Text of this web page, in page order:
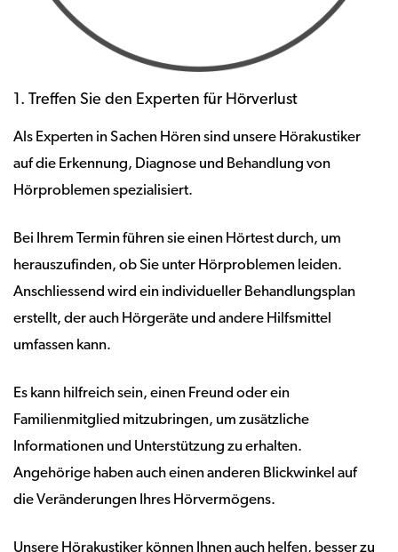
1. Treffen Sie den Experten für Hörverlust
Als Experten in Sachen Hören sind unsere Hörakustiker
auf die Erkennung, Diagnose und Behandlung von
Hörproblemen spezialisiert.
Bei Ihrem Termin führen sie einen Hörtest durch, um
herauszufinden, ob Sie unter Hörproblemen leiden.
Anschliessend wird ein individueller Behandlungsplan
erstellt, der auch Hörgeräte und andere Hilfsmittel
umfassen kann.
Es kann hilfreich sein, einen Freund oder ein
Familienmitglied mitzubringen, um zusätzliche
Informationen und Unterstützung zu erhalten.
Angehörige haben auch einen anderen Blickwinkel auf
die Veränderungen Ihres Hörvermögens.
Unsere Hörakustiker können Ihnen auch helfen, besser zu